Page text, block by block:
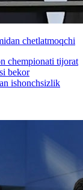
chetlatmoqchi
chempionati tijorat
bekor
ishonchsizlik